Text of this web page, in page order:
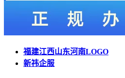
福建江西山东河南LOGO
新祎企服